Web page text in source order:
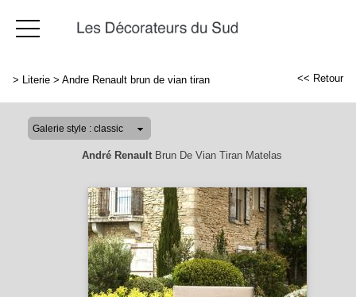
> Literie > Andre Renault brun de vian tiran << Retour
André RenaultBrun De Vian Tiran Matelas